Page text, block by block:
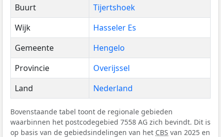
Buurt
Tijertshoek
Wijk
Hasseler Es
Gemeente
Hengelo
Provincie
Overijssel
Land
Nederland
Bovenstaande tabel toont de regionale gebieden
waarbinnen het postcodegebied 7558 AG zich bevindt. Dit is
op basis van de gebiedsindelingen van het CBS van 2025 en